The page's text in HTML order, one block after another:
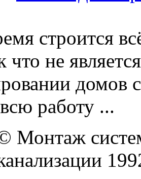
строится
что не
домов
работу ...
Монтаж